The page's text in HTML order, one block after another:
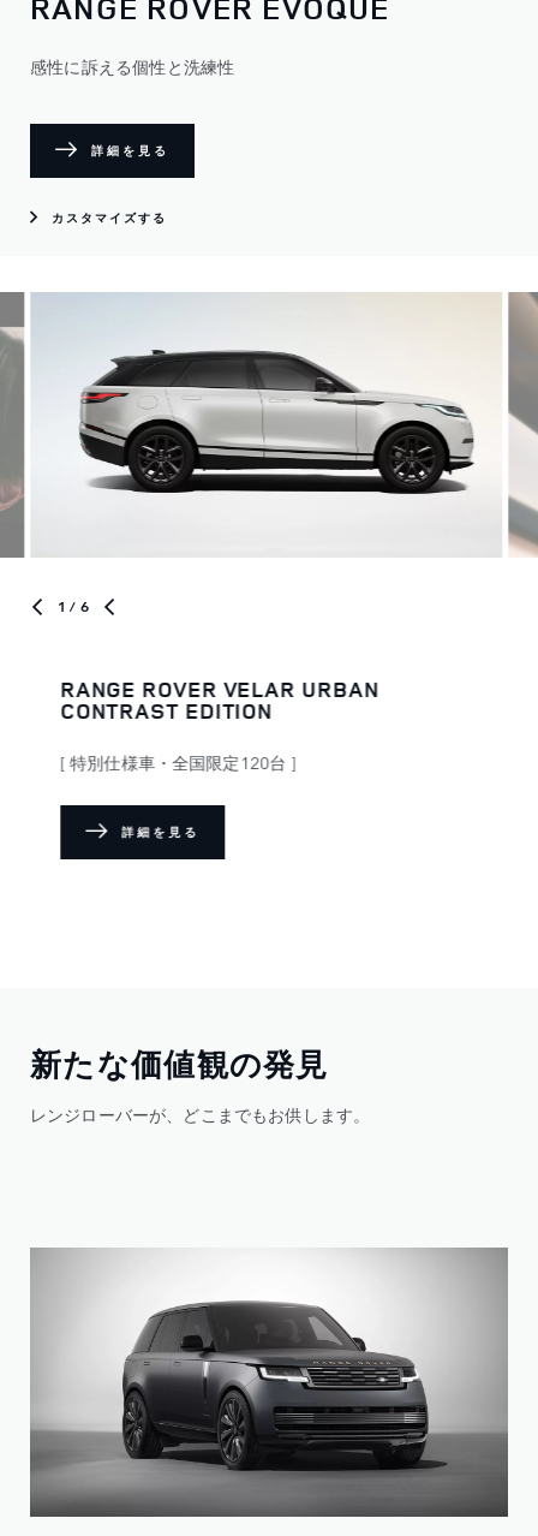
感性に訴える個性と洗練性
詳細を見る
カスタマイズする
1 / 6
RANGE ROVER VELAR URBAN
CONTRAST EDITION
[ 特別仕様車・全国限定120台 ]
詳細を見る
新たな価値観の発見
レンジローバーが、どこまでもお供します。